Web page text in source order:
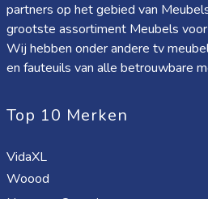
partners op het gebied van
grootste assortiment Meubels
Wij hebben onder andere tv
en fauteuils van alle betrouwbare
Top 10 Merken
VidaXL
Woood